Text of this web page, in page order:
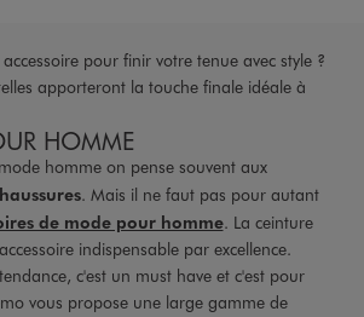
pour finir votre tenue avec style ?
apporteront la touche finale idéale à
HOMME
homme on pense souvent aux
. Mais il ne faut pas pour autant
de mode pour homme. La ceinture
indispensable par excellence.
c'est un must have et c'est pour
vous propose une large gamme de